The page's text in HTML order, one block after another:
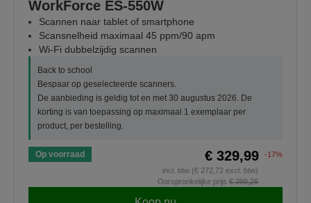
WorkForce ES-550W
Scannen naar tablet of smartphone
Scansnelheid maximaal 45 ppm/90 apm
Wi-Fi dubbelzijdig scannen
Back to school
Bespaar op geselecteerde scanners.
De aanbieding is geldig tot en met 30 augustus 2026. De
korting is van toepassing op maximaal 1 exemplaar per
product, per bestelling.
Op voorraad € 329,99
-17%
incl. btw (€ 272,72 excl. btw)
Oorspronkelijke prijs € 399,29